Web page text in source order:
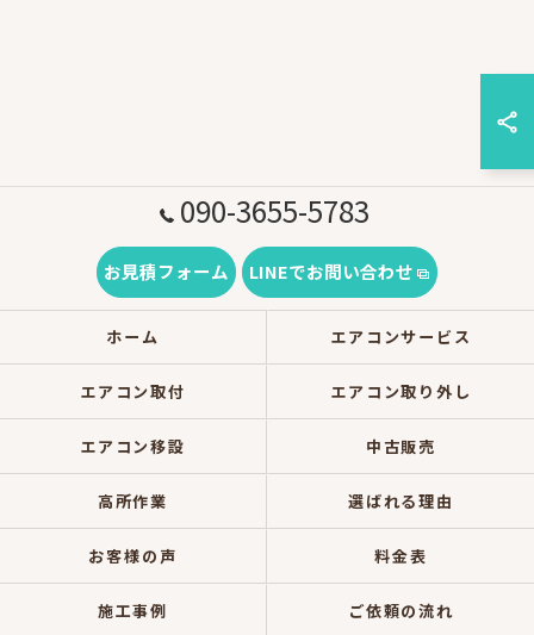
090-3655-5783
お見積フォーム LINEでお問い合わせ
ホーム エアコンサービス
エアコン取付 エアコン取り外し
エアコン移設 中古販売
高所作業 選ばれる理由
お客様の声 料金表
施工事例 ご依頼の流れ